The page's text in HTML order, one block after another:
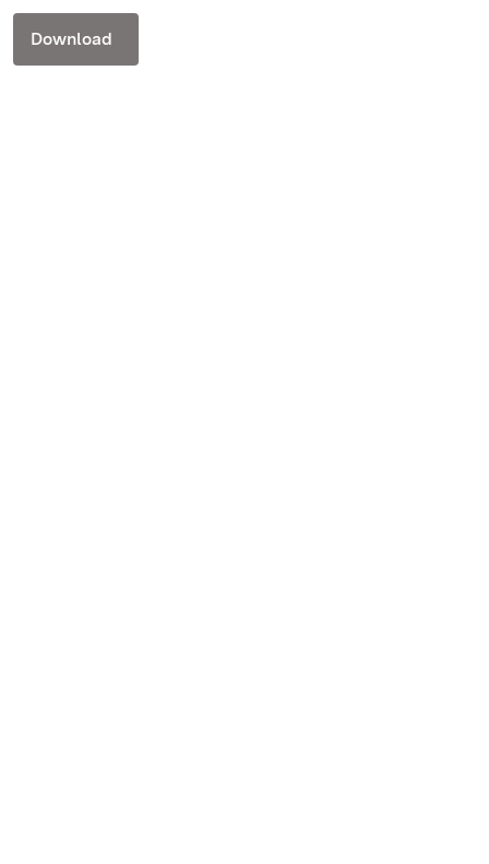
Download